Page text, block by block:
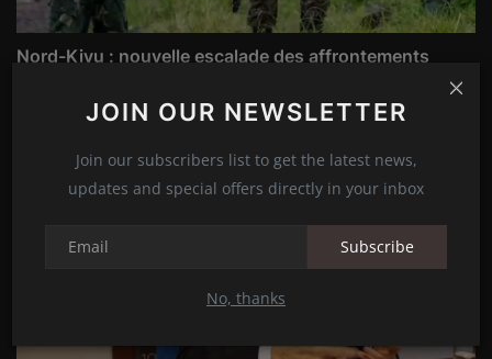
JOIN OUR NEWSLETTER
Join our subscribers list to get the latest news,
updates and special offers directly in your inbox
Subscribe
No, thanks
Nord-Kivu : nouvelle escalade des affrontements
Jan 3, 2025 0 252